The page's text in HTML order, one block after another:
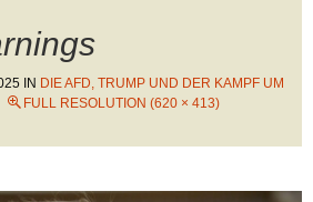
IN DIE AFD, TRUMP UND DER KAMPF UM
FULL RESOLUTION (620 × 413)